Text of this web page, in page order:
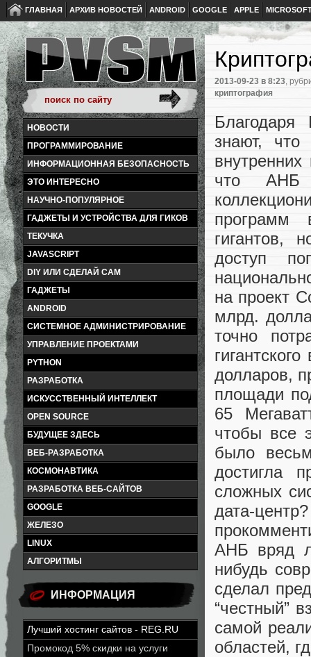
ГЛАВНАЯ АРХИВ НОВОСТЕЙ ANDROID GOOGLE APPLE
НОВОСТИ
ПРОГРАММИРОВАНИЕ
ИНФОРМАЦИОННАЯ БЕЗОПАСНОСТЬ
ЭТО ИНТЕРЕСНО
НАУЧНО-ПОПУЛЯРНОЕ
ГАДЖЕТЫ И УСТРОЙСТВА ДЛЯ ГИКОВ
ТЕКУЧКА
JAVASCRIPT
DIY ИЛИ СДЕЛАЙ САМ
ГАДЖЕТЫ
ANDROID
СИСТЕМНОЕ АДМИНИСТРИРОВАНИЕ
УПРАВЛЕНИЕ ПРОЕКТАМИ
PYTHON
РАЗРАБОТКА
ИСКУССТВЕННЫЙ ИНТЕЛЛЕКТ
OPEN SOURCE
БУДУЩЕЕ ЗДЕСЬ
ВЕБ-РАЗРАБОТКА
КОСМОНАВТИКА
РАЗРАБОТКА ВЕБ-САЙТОВ
GOOGLE
ЖЕЛЕЗО
LINUX
АЛГОРИТМЫ
ИНФОРМАЦИЯ
Лучший хостинг сайтов - REG.RU
Промокод 5% скидки на услуги
2013-09-23 в 8:23,
криптография
знают,
что АНБ
программ
гигантов,
доступ
на проект
млрд.
точно
долларов,
площади
65
чтобы все
было
достигла
сложных
дата-
АНБ вряд
нибудь
сделал
“честный”
самой
областей,